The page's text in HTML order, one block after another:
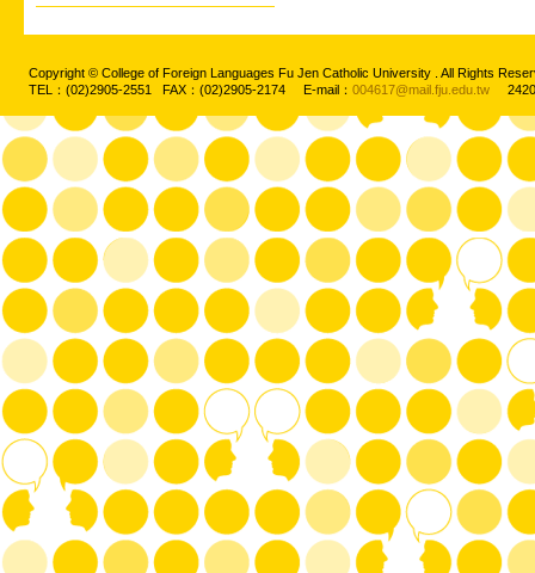
Copyright © College of Foreign Languages Fu Jen Catholic University . All Rights
TEL：(02)2905-2551 FAX：(02)2905-2174 E-mail： 004617@mail.fju.edu.tw